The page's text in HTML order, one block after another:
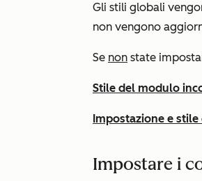
Gli stili globali
non vengono
Se non state
Stile del modulo
Impostazione e
Impostare i